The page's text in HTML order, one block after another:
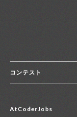
コンテスト
コンテスト一覧
AtCoderJobs